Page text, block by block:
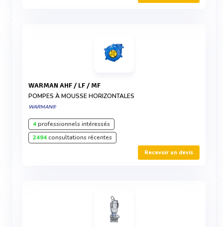
WARMAN AHF / LF / MF
POMPES À MOUSSE HORIZONTALES
WARMAN®
4professionnels intéressés
2494consultations récentes
Recevoir un devis